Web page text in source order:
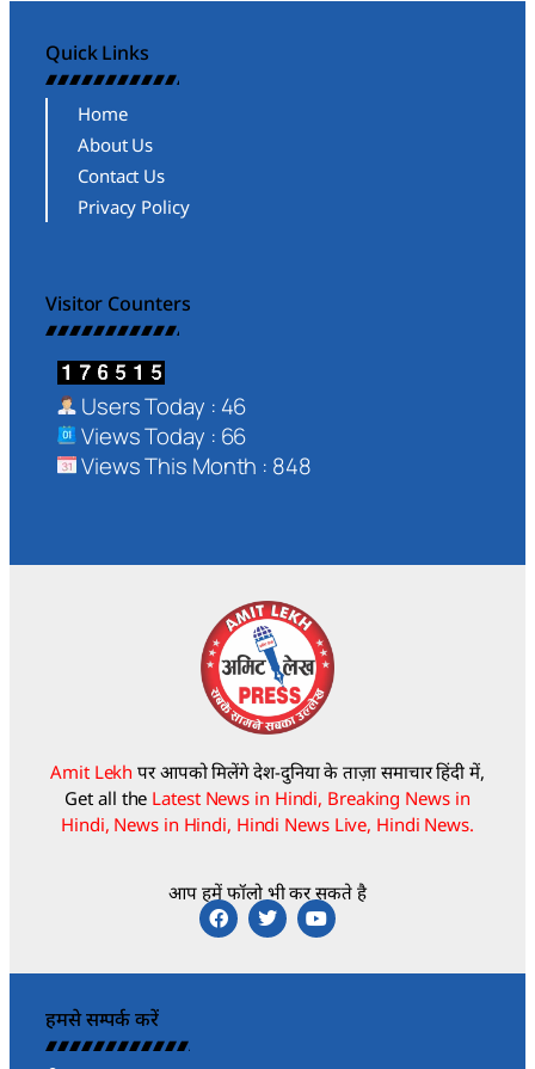
Quick Links
Home
About Us
Contact Us
Privacy Policy
Visitor Counters
Users Today : 46
Views Today : 66
Views This Month : 848
Amit Lekh पर आपको मिलेंगे देश-दुनिया के ताज़ा समाचार हिंदी में,
Get all the Latest News in Hindi, Breaking News in
Hindi, News in Hindi, Hindi News Live, Hindi News.
आप हमें फॉलो भी कर सकते है
हमसे सम्पर्क करें